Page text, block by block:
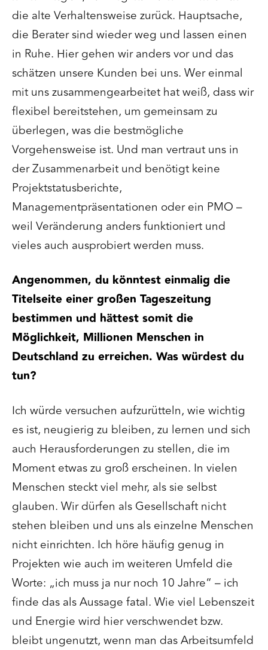
die alte Verhaltensweise zurück. Hauptsache,
die Berater sind wieder weg und lassen einen
in Ruhe. Hier gehen wir anders vor und das
schätzen unsere Kunden bei uns. Wer einmal
mit uns zusammengearbeitet hat weiß, dass wir
flexibel bereitstehen, um gemeinsam zu
überlegen, was die bestmögliche
Vorgehensweise ist. Und man vertraut uns in
der Zusammenarbeit und benötigt keine
Projektstatusberichte,
Managementpräsentationen oder ein PMO –
weil Veränderung anders funktioniert und
vieles auch ausprobiert werden muss.
Angenommen, du könntest einmalig die
Titelseite einer großen Tageszeitung
bestimmen und hättest somit die
Möglichkeit, Millionen Menschen in
Deutschland zu erreichen. Was würdest du
tun?
Ich würde versuchen aufzurütteln, wie wichtig
es ist, neugierig zu bleiben, zu lernen und sich
auch Herausforderungen zu stellen, die im
Moment etwas zu groß erscheinen. In vielen
Menschen steckt viel mehr, als sie selbst
glauben. Wir dürfen als Gesellschaft nicht
stehen bleiben und uns als einzelne Menschen
nicht einrichten. Ich höre häufig genug in
Projekten wie auch im weiteren Umfeld die
Worte: „ich muss ja nur noch 10 Jahre“ – ich
finde das als Aussage fatal. Wie viel Lebenszeit
und Energie wird hier verschwendet bzw.
bleibt ungenutzt, wenn man das Arbeitsumfeld